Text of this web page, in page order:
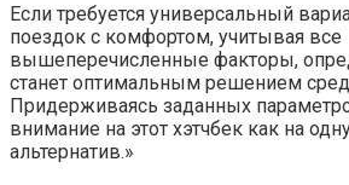
Если требуется универсальный
поездок с комфортом, учитывая все
вышеперечисленные факторы,
станет оптимальным решением
Придерживаясь заданных
внимание на этот хэтчбек как на
альтернатив.»